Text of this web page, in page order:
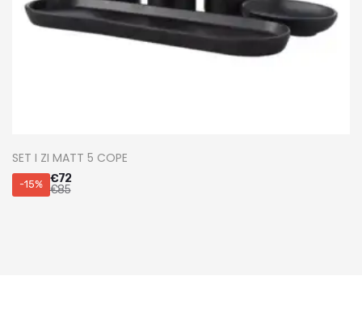
SET I ZI MATT 5 COPE
-15% €72
€85